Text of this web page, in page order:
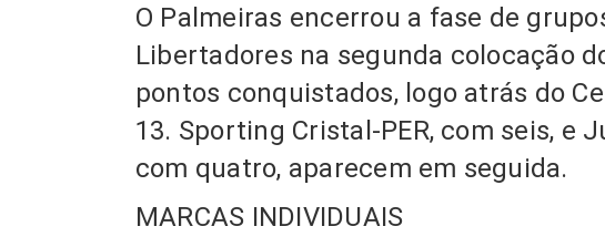
O Palmeiras encerrou a fase de
Libertadores na segunda colocação
pontos conquistados, logo atrás do
13. Sporting Cristal-PER, com seis, e
com quatro, aparecem em seguida.
MARCAS INDIVIDUAIS